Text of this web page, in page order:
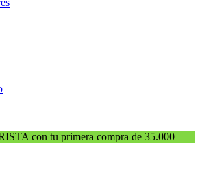
con tu primera compra de 35.000